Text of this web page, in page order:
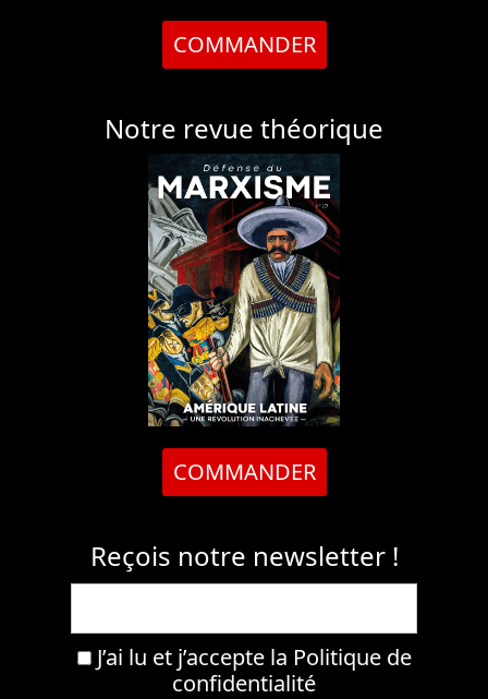
COMMANDER
Notre revue théorique
COMMANDER
Reçois notre newsletter !
J’ai lu et j’accepte la Politique de
confidentialité